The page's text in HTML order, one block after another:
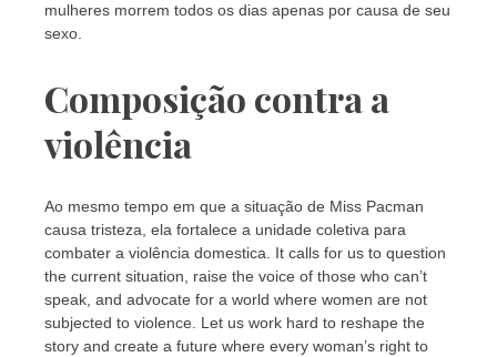
mulheres morrem todos os dias apenas por causa de seu
sexo.
Composição contra a
violência
Ao mesmo tempo em que a situação de Miss Pacman
causa tristeza, ela fortalece a unidade coletiva para
combater a violência domestica. It calls for us to question
the current situation, raise the voice of those who can’t
speak, and advocate for a world where women are not
subjected to violence. Let us work hard to reshape the
story and create a future where every woman’s right to